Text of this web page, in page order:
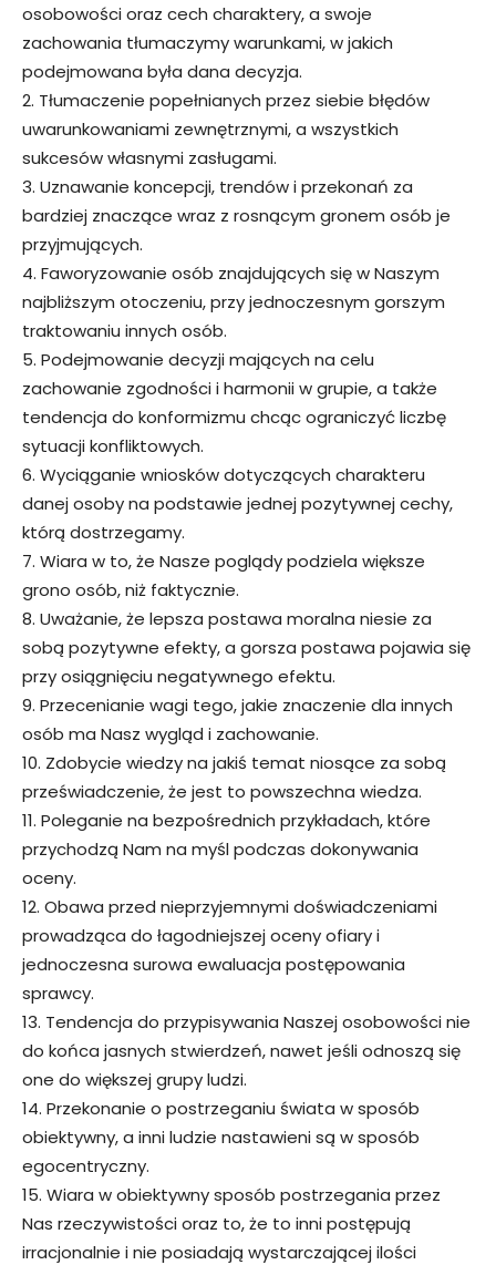
osobowości oraz cech charaktery, a swoje
zachowania tłumaczymy warunkami, w jakich
podejmowana była dana decyzja.
2. Tłumaczenie popełnianych przez siebie błędów
uwarunkowaniami zewnętrznymi, a wszystkich
sukcesów własnymi zasługami.
3. Uznawanie koncepcji, trendów i przekonań za
bardziej znaczące wraz z rosnącym gronem osób je
przyjmujących.
4. Faworyzowanie osób znajdujących się w Naszym
najbliższym otoczeniu, przy jednoczesnym gorszym
traktowaniu innych osób.
5. Podejmowanie decyzji mających na celu
zachowanie zgodności i harmonii w grupie, a także
tendencja do konformizmu chcąc ograniczyć liczbę
sytuacji konfliktowych.
6. Wyciąganie wniosków dotyczących charakteru
danej osoby na podstawie jednej pozytywnej cechy,
którą dostrzegamy.
7. Wiara w to, że Nasze poglądy podziela większe
grono osób, niż faktycznie.
8. Uważanie, że lepsza postawa moralna niesie za
sobą pozytywne efekty, a gorsza postawa pojawia się
przy osiągnięciu negatywnego efektu.
9. Przecenianie wagi tego, jakie znaczenie dla innych
osób ma Nasz wygląd i zachowanie.
10. Zdobycie wiedzy na jakiś temat niosące za sobą
przeświadczenie, że jest to powszechna wiedza.
11. Poleganie na bezpośrednich przykładach, które
przychodzą Nam na myśl podczas dokonywania
oceny.
12. Obawa przed nieprzyjemnymi doświadczeniami
prowadząca do łagodniejszej oceny ofiary i
jednoczesna surowa ewaluacja postępowania
sprawcy.
13. Tendencja do przypisywania Naszej osobowości nie
do końca jasnych stwierdzeń, nawet jeśli odnoszą się
one do większej grupy ludzi.
14. Przekonanie o postrzeganiu świata w sposób
obiektywny, a inni ludzie nastawieni są w sposób
egocentryczny.
15. Wiara w obiektywny sposób postrzegania przez
Nas rzeczywistości oraz to, że to inni postępują
irracjonalnie i nie posiadają wystarczającej ilości